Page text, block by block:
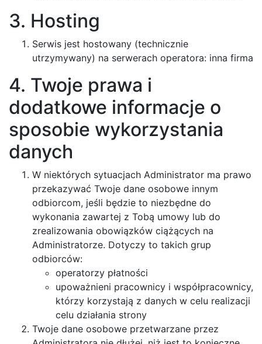
3. Hosting
Serwis jest hostowany (technicznie
utrzymywany) na serwerach operatora: inna firma
4. Twoje prawa i
dodatkowe informacje o
sposobie wykorzystania
danych
W niektórych sytuacjach Administrator ma prawo
przekazywać Twoje dane osobowe innym
odbiorcom, jeśli będzie to niezbędne do
wykonania zawartej z Tobą umowy lub do
zrealizowania obowiązków ciążących na
Administratorze. Dotyczy to takich grup
odbiorców:
operatorzy płatności
upoważnieni pracownicy i współpracownicy,
którzy korzystają z danych w celu realizacji
celu działania strony
Twoje dane osobowe przetwarzane przez